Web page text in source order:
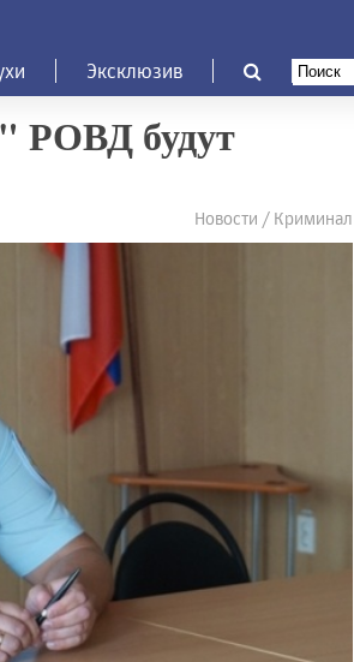
Эксклюзив
РОВД будут
Новости / Криминал